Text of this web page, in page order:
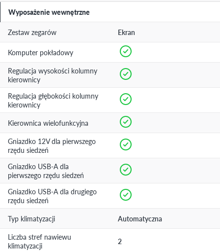
Wyposażenie wewnętrzne
Zestaw zegarów Ekran
Komputer pokładowy
Regulacja wysokości kolumny
kierownicy
Regulacja głębokości kolumny
kierownicy
Kierownica wielofunkcyjna
Gniazdko 12V dla pierwszego
rzędu siedzeń
Gniazdko USB-A dla
pierwszego rzędu siedzeń
Gniazdko USB-A dla drugiego
rzędu siedzeń
Typ klimatyzacji
Automatyczna
Liczba stref nawiewu
klimatyzacji
2